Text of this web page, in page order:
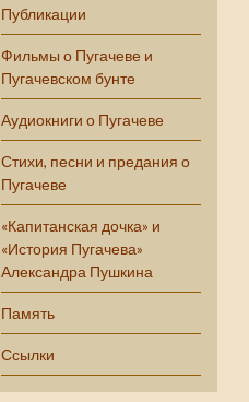
Публикации
Фильмы о Пугачеве и
Пугачевском бунте
Аудиокниги о Пугачеве
Стихи, песни и предания о
Пугачеве
«Капитанская дочка» и
«История Пугачева»
Александра Пушкина
Память
Ссылки